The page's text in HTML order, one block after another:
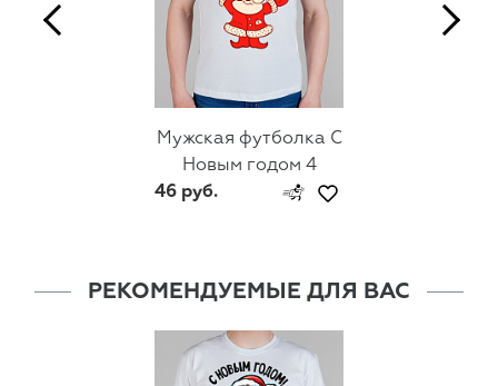
Мужская футболка С
Новым годом 4
46 руб.
РЕКОМЕНДУЕМЫЕ ДЛЯ ВАС